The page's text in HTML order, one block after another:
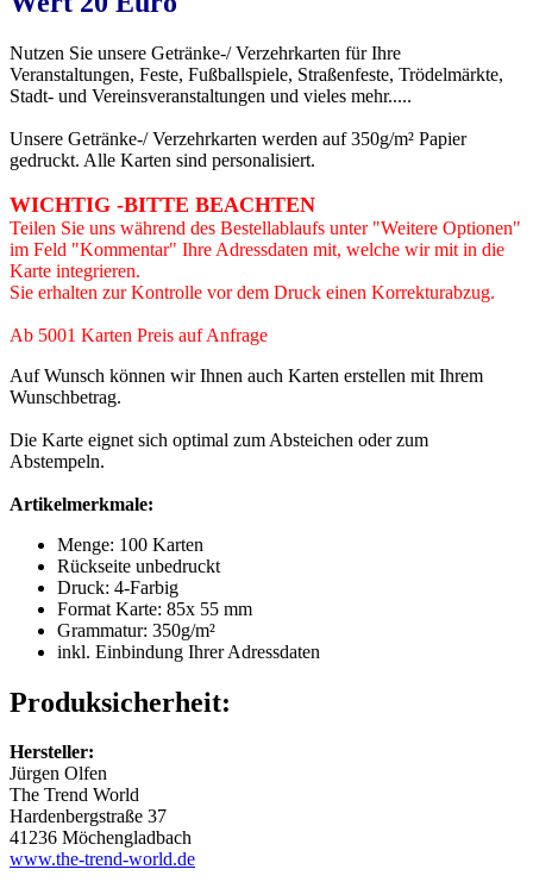
Nutzen Sie unsere Getränke-/ Verzehrkarten für Ihre
Veranstaltungen, Feste, Fußballspiele, Straßenfeste, Trödelmärkte,
Stadt- und Vereinsveranstaltungen und vieles mehr.....
Unsere Getränke-/ Verzehrkarten werden auf 350g/m² Papier
gedruckt. Alle Karten sind personalisiert.
WICHTIG -BITTE BEACHTEN
Teilen Sie uns während des Bestellablaufs unter "Weitere Optionen"
im Feld "Kommentar" Ihre Adressdaten mit, welche wir mit in die
Karte integrieren.
Sie erhalten zur Kontrolle vor dem Druck einen Korrekturabzug.
Ab 5001 Karten Preis auf Anfrage
Auf Wunsch können wir Ihnen auch Karten erstellen mit Ihrem
Wunschbetrag.
Die Karte eignet sich optimal zum Absteichen oder zum
Abstempeln.
Artikelmerkmale:
Menge: 100 Karten
Rückseite unbedruckt
Druck: 4-Farbig
Format Karte: 85x 55 mm
Grammatur: 350g/m²
inkl. Einbindung Ihrer Adressdaten
Produksicherheit:
Hersteller:
Jürgen Olfen
The Trend World
Hardenbergstraße 37
41236 Möchengladbach
www.the-trend-world.de